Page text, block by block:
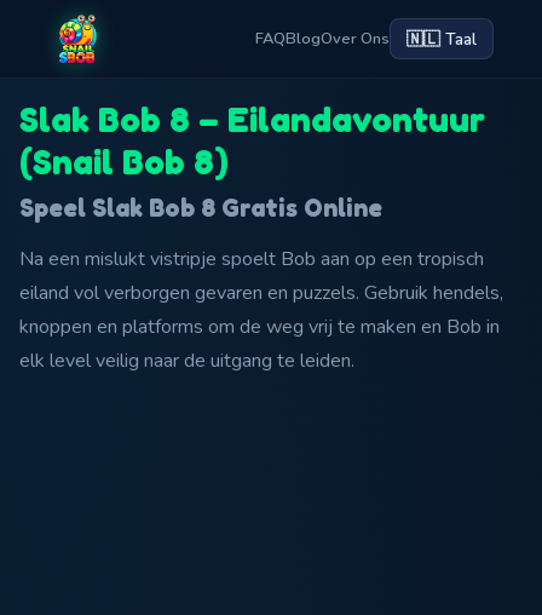
FAQBlogOver Ons 🇳🇱 Taal
Slak Bob 8 – Eilandavontuur
(Snail Bob 8)
Speel Slak Bob 8 Gratis Online
Na een mislukt vistripje spoelt Bob aan op een tropisch
eiland vol verborgen gevaren en puzzels. Gebruik hendels,
knoppen en platforms om de weg vrij te maken en Bob in
elk level veilig naar de uitgang te leiden.